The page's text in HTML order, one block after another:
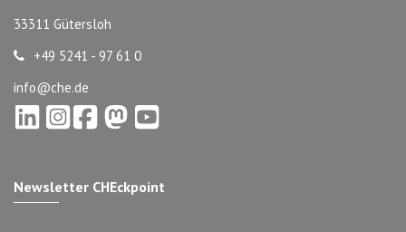
33311 Gütersloh
+49 5241 - 97 61 0
info@che.de
Newsletter CHEckpoint